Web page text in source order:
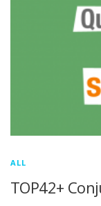
ALL
TOP42+